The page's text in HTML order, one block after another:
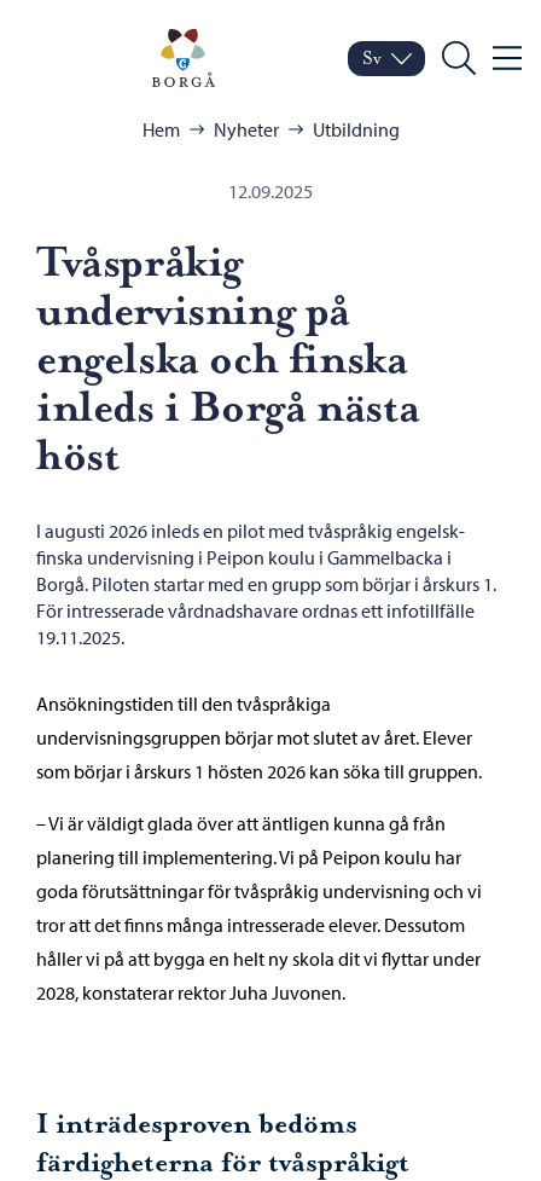
Porvoo – Gå till
Byt språk
Nuvarande språk:
Sv
Sök Meny
Hem Nyheter Utbildning
12.09.2025
Tvåspråkig
undervisning på
engelska och finska
inleds i Borgå nästa
höst
I augusti 2026 inleds en pilot med tvåspråkig engelsk-
finska undervisning i Peipon koulu i Gammelbacka i
Borgå. Piloten startar med en grupp som börjar i årskurs 1.
För intresserade vårdnadshavare ordnas ett infotillfälle
19.11.2025.
Ansökningstiden till den tvåspråkiga
undervisningsgruppen börjar mot slutet av året. Elever
som börjar i årskurs 1 hösten 2026 kan söka till gruppen.
– Vi är väldigt glada över att äntligen kunna gå från
planering till implementering. Vi på Peipon koulu har
goda förutsättningar för tvåspråkig undervisning och vi
tror att det finns många intresserade elever. Dessutom
håller vi på att bygga en helt ny skola dit vi flyttar under
2028, konstaterar rektor Juha Juvonen.
I inträdesproven bedöms
färdigheterna för tvåspråkigt